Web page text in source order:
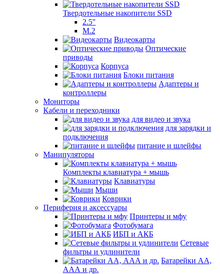
Твердотельные накопители SSD
2.5"
M.2
Видеокарты
Оптические
приводы
Корпуса
Блоки питания
Адаптеры и
контроллеры
Мониторы
Кабели и переходники
для видео и звука
для зарядки и
подключения
питание и шлейфы
Манипуляторы
Комплекты клавиатура + мышь
Клавиатуры
Мыши
Коврики
Периферия и аксессуары
Принтеры и мфу
Фотобумага
ИБП и АКБ
Сетевые
фильтры и удлинители
Батарейки АА,
ААА и др.